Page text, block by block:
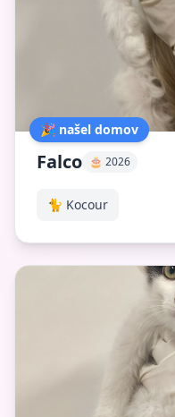
🎉 našel domov
Falco 🎂 2026
🐈 Kocour